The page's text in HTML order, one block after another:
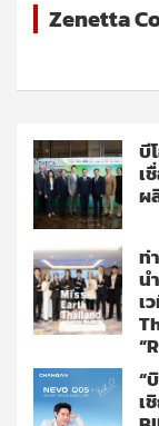
Zenetta
บี
เ
ผ
ท่
น
เ
“
เ